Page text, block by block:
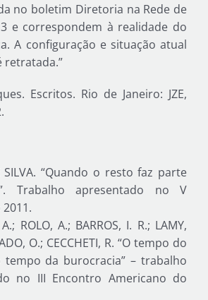
no boletim Diretoria na Rede de
e correspondem à realidade do
A configuração e situação atual
retratada.”
Escritos. Rio de Janeiro: JZE,
SILVA. “Quando o resto faz parte
Trabalho apresentado no V
ROLO, A.; BARROS, I. R.; LAMY,
O.; CECCHETI, R. “O tempo do
da burocracia” – trabalho
no III Encontro Americano do